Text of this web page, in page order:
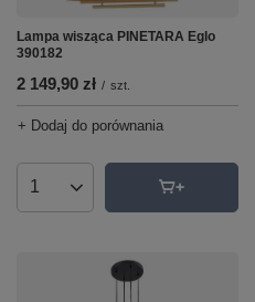
Lampa wisząca PINETARA Eglo
390182
2 149,90 zł / szt.
+ Dodaj do porównania
Ilość produktów